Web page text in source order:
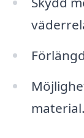
material.